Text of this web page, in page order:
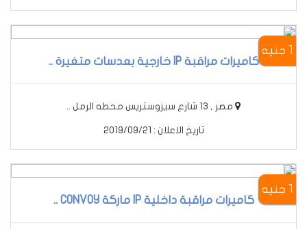
1 جنيه
كاميرات مراقبة IP خارجية بعدسات متغيرة ..
مصر , 13 شارع سيزوستريس محطه الرمل ..
تاريخ الاعلان : 2019/09/21
1 جنيه
كاميرات مراقبة داخلية IP ماركة CONVOY ..